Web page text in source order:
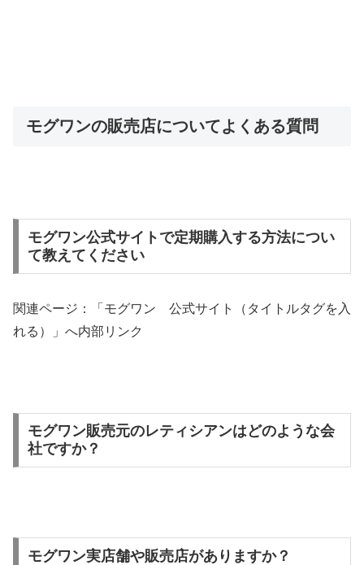
モグワンの販売店についてよくある質問
モグワン公式サイトで定期購入する方法につい
て教えてください
関連ページ：「モグワン 公式サイト（タイトルタグを入
れる）」へ内部リンク
モグワン販売元のレティシアンはどのような会
社ですか？
モグワン実店舗や販売店がありますか？